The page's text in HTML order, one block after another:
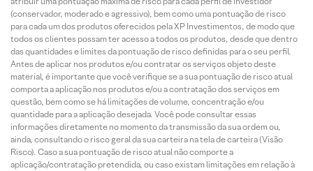
(conservador, moderado e agressivo), bem como uma pontuação de risco
para cada um dos produtos oferecidos pela XP Investimentos, de modo que
todos os clientes possam ter acesso a todos os produtos, desde que dentro
das quantidades e limites da pontuação de risco definidas para o seu perfil.
Antes de aplicar nos produtos e/ou contratar os serviços objeto deste
material, é importante que você verifique se a sua pontuação de risco atual
comporta a aplicação nos produtos e/ou a contratação dos serviços em
questão, bem como se há limitações de volume, concentração e/ou
quantidade para a aplicação desejada. Você pode consultar essas
informações diretamente no momento da transmissão da sua ordem ou,
ainda, consultando o risco geral da sua carteira na tela de carteira (Visão
Risco). Caso a sua pontuação de risco atual não comporte a
aplicação/contratação pretendida, ou caso existam limitações em relação à